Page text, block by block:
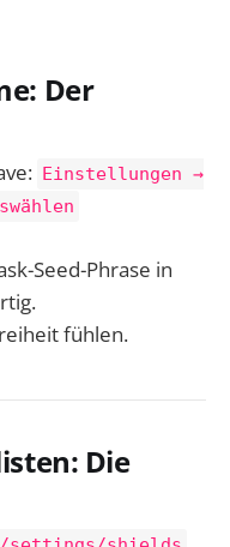
Der
Einstellungen →
Seed-Phrase in
fühlen.
Die